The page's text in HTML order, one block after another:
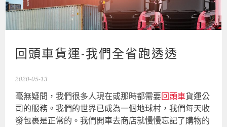
回頭車貨運-我們全省跑透透
2020-05-13
毫無疑問，我們很多人現在或那時都需要回頭車貨運公
司的服務。我們的世界已成為一個地球村，我們每天收
發包裹是正常的。我們開車去商店就慢慢忘記了購物的